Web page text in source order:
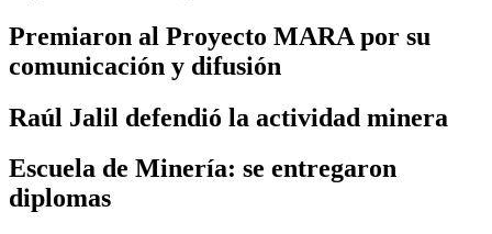
Premiaron al Proyecto MARA por su
comunicación y difusión
Raúl Jalil defendió la actividad minera
Escuela de Minería: se entregaron
diplomas